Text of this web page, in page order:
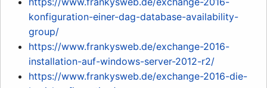
konfiguration-einer-dag-database-availability-
group/
https://www.frankysweb.de/exchange-2016-
installation-auf-windows-server-2012-r2/
https://www.frankysweb.de/exchange-2016-die-